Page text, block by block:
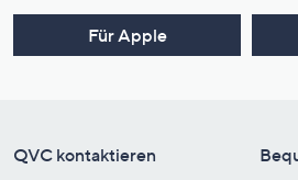
Für Apple
QVC kontaktieren